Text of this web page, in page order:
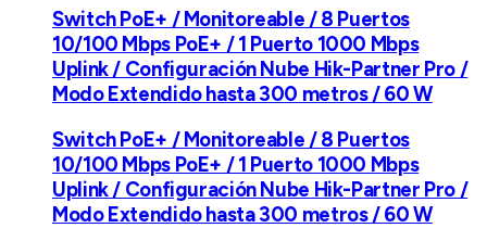
Switch PoE+ / Monitoreable / 8 Puertos
10/100 Mbps PoE+ / 1 Puerto 1000 Mbps
Uplink / Configuración Nube Hik-Partner Pro /
Modo Extendido hasta 300 metros / 60 W
Switch PoE+ / Monitoreable / 8 Puertos
10/100 Mbps PoE+ / 1 Puerto 1000 Mbps
Uplink / Configuración Nube Hik-Partner Pro /
Modo Extendido hasta 300 metros / 60 W